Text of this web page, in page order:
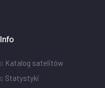
Info
Katalog satelitów
Statystyki